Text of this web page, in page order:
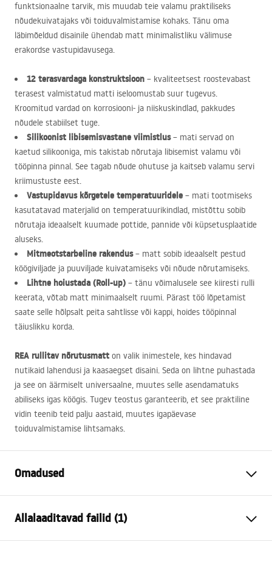
funktsionaalne tarvik, mis muudab teie valamu praktiliseks
nõudekuivatajaks või toiduvalmistamise kohaks. Tänu oma
läbimõeldud disainile ühendab matt minimalistliku välimuse
erakordse vastupidavusega.
12 terasvardaga konstruktsioon – kvaliteetsest roostevabast
terasest valmistatud matti iseloomustab suur tugevus.
Kroomitud vardad on korrosiooni- ja niiskuskindlad, pakkudes
nõudele stabiilset tuge.
Silikoonist libisemisvastane viimistlus– mati servad on
kaetud silikooniga, mis takistab nõrutaja libisemist valamu või
tööpinna pinnal. See tagab nõude ohutuse ja kaitseb valamu servi
kriimustuste eest.
Vastupidavus kõrgetele temperatuuridele – mati tootmiseks
kasutatavad materjalid on temperatuurikindlad, mistõttu sobib
nõrutaja ideaalselt kuumade pottide, pannide või küpsetusplaatide
aluseks.
Mitmeotstarbeline rakendus– matt sobib ideaalselt pestud
köögiviljade ja puuviljade kuivatamiseks või nõude nõrutamiseks.
Lihtne hoiustada (Roll-up) – tänu võimalusele see kiiresti rulli
keerata, võtab matt minimaalselt ruumi. Pärast töö lõpetamist
saate selle hõlpsalt peita sahtlisse või kappi, hoides tööpinnal
täiuslikku korda.
REA rullitav nõrutusmatt on valik inimestele, kes hindavad
nutikaid lahendusi ja kaasaegset disaini. Seda on lihtne puhastada
ja see on äärmiselt universaalne, muutes selle asendamatuks
abiliseks igas köögis. Tugev teostus garanteerib, et see praktiline
vidin teenib teid palju aastaid, muutes igapäevase
toiduvalmistamise lihtsamaks.
Omadused
Materjal
Pikkus (mm)
380mm
Allalaaditavad failid (1)